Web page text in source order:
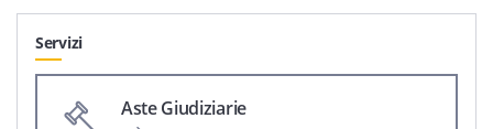
Servizi
Aste Giudiziarie